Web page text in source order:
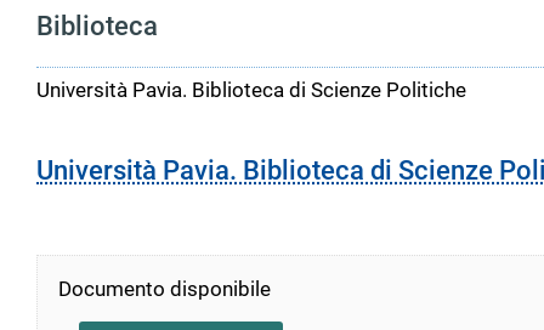
Biblioteca
Università Pavia. Biblioteca di Scienze Politiche
Università Pavia. Biblioteca di Scienze
Documento disponibile